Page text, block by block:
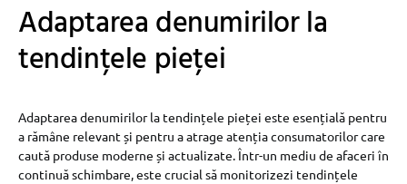
Adaptarea denumirilor la
tendințele pieței
Adaptarea denumirilor la tendințele pieței este esențială pentru
a rămâne relevant și pentru a atrage atenția consumatorilor care
caută produse moderne și actualizate. Într-un mediu de afaceri în
continuă schimbare, este crucial să monitorizezi tendințele